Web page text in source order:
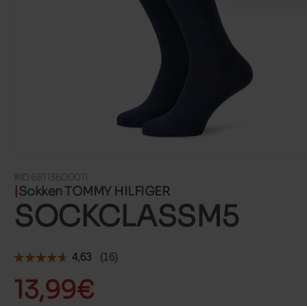
#ID 68113600011
Sokken TOMMY HILFIGER
SOCKCLASSM5
13,99€